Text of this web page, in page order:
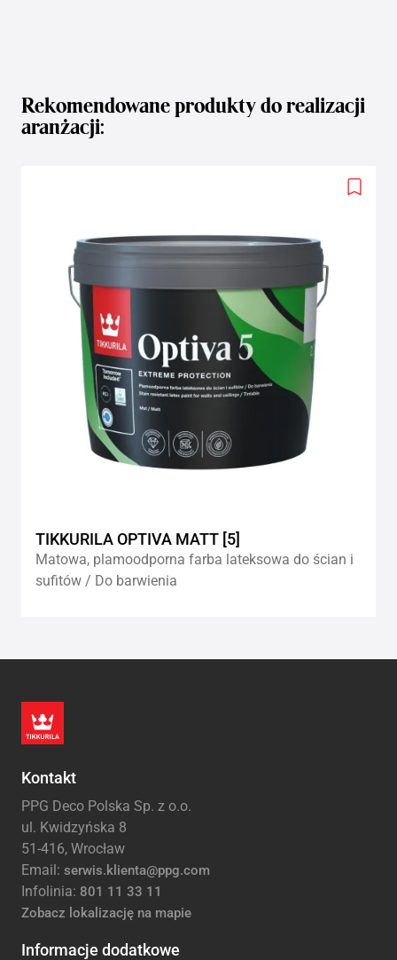
Rekomendowane produkty do realizacji
aranżacji:
Add
TIKKURILA OPTIVA MATT [5]
Matowa, plamoodporna farba lateksowa do ścian i
sufitów / Do barwienia
Kontakt
PPG Deco Polska Sp. z o.o.
ul. Kwidzyńska 8
51-416, Wrocław
Email: serwis.klienta@ppg.com
Infolinia: 801 11 33 11
Zobacz lokalizację na mapie
Informacje dodatkowe